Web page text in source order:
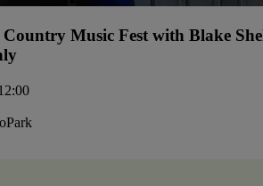
Country Music Fest with Blake